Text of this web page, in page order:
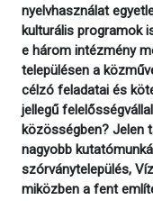
nyelvhasználat
kulturális programok
e három intézmény
településen a
célzó feladatai és
jellegű
közösségben? Jelen
nagyobb
szórványtelepülés,
miközben a fent